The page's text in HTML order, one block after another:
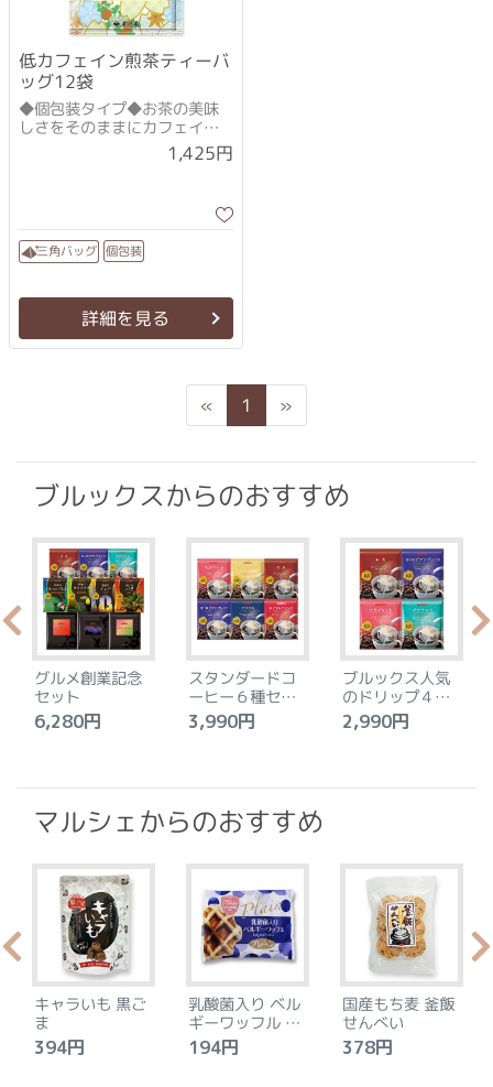
低カフェイン煎茶ティーバ
ッグ12袋
◆個包装タイプ◆お茶の美味
しさをそのままにカフェイン
をカット（賞味期限2026年10
1,425円
三角バッグ 個包装
詳細を見る
« Previous
1 »Next
ブルックスからのおすすめ
グルメ創業記念
セット
6,280円
スタンダードコ
ーヒー６種セッ
ト
3,990円
ブルックス人気
のドリップ４種
セット
2,990円
マルシェからのおすすめ
キャラいも 黒ご
ま
394円
乳酸菌入り ベル
ギーワッフル プ
レーン
194円
国産もち麦 釜飯
せんべい
378円